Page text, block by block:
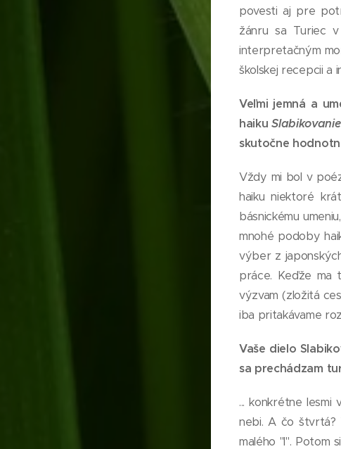
povesti aj pre
žánru sa Turiec
interpretačným
školskej recepcii a
Veľmi jemná a
haiku
skutočne
Vždy mi bol v
haiku niektoré
básnickému
mnohé podoby
výber z
práce. Keďže ma
výzvam (zložitá
iba pritakávame
Vaše dielo
sa prechádzam
... konkrétne
nebi. A čo štvrtá?
malého "l". Potom